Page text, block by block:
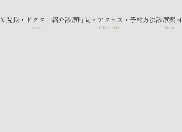
院長・ドクター紹介
Doctor
診療時間・アクセス・予約方法
Information
診療案内
Menu